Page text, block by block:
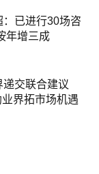
已进行30场咨
年增三成
交联合建议
界拓市场机遇